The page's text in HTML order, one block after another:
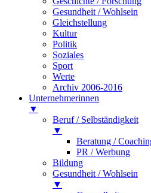
Gesundheit / Wohlsein
Gleichstellung
Kultur
Politik
Soziales
Sport
Werte
Archiv 2006-2016
Unternehmerinnen
▼
Beruf / Selbständigkeit
▼
Beratung /
PR / Werbung
Bildung
Gesundheit / Wohlsein
▼